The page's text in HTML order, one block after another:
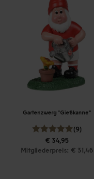
Gartenzwerg "Gießkanne"
(9)
€ 34,95
Mitgliederpreis: € 31,46